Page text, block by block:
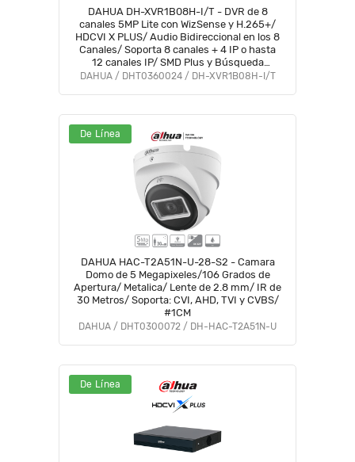
DAHUA DH-XVR1B08H-I/T - DVR de 8
canales 5MP Lite con WizSense y H.265+/
HDCVI X PLUS/ Audio Bidireccional en los 8
Canales/ Soporta 8 canales + 4 IP o hasta
12 canales IP/ SMD Plus y Búsqueda
inteligente de Humanos y Vehículos/
DAHUA / DHT0360024 / DH-XVR1B08H-I/T
De Línea
DAHUA HAC-T2A51N-U-28-S2 - Camara
Domo de 5 Megapixeles/106 Grados de
Apertura/ Metalica/ Lente de 2.8 mm/ IR de
30 Metros/ Soporta: CVI, AHD, TVI y CVBS/
#1CM
DAHUA / DHT0300072 / DH-HAC-T2A51N-U
De Línea